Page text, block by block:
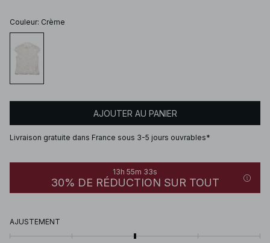
Couleur: Crème
AJOUTER AU PANIER
Livraison gratuite dans France sous 3-5 jours ouvrables*
13h 55m 33s
30% DE RÉDUCTION SUR TOUT
AJUSTEMENT